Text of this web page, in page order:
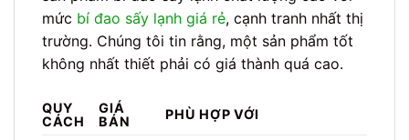
mức bí đao sấy lạnh giá rẻ, cạnh tranh nhất thị
trường. Chúng tôi tin rằng, một sản phẩm tốt
không nhất thiết phải có giá thành quá cao.
QUY
CÁCH
GIÁ
BÁN
PHÙ HỢP VỚI